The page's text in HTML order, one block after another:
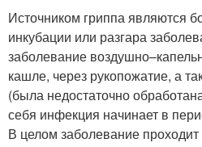
Источником гриппа являются
инкубации или разгара
заболевание
кашле, через рукопожатие, а
(была недостаточно
себя инфекция начинает в
В целом заболевание проходит